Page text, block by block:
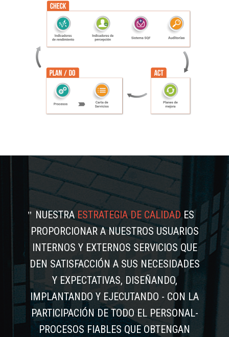
NUESTRAESTRATEGIA DE CALIDADES
PROPORCIONAR A NUESTROS USUARIOS
INTERNOS Y EXTERNOS SERVICIOS QUE
DEN SATISFACCIÓN A SUS NECESIDADES
Y EXPECTATIVAS, DISEÑANDO,
IMPLANTANDO Y EJECUTANDO - CON LA
PARTICIPACIÓN DE TODO EL PERSONAL-
PROCESOS FIABLES QUE OBTENGAN